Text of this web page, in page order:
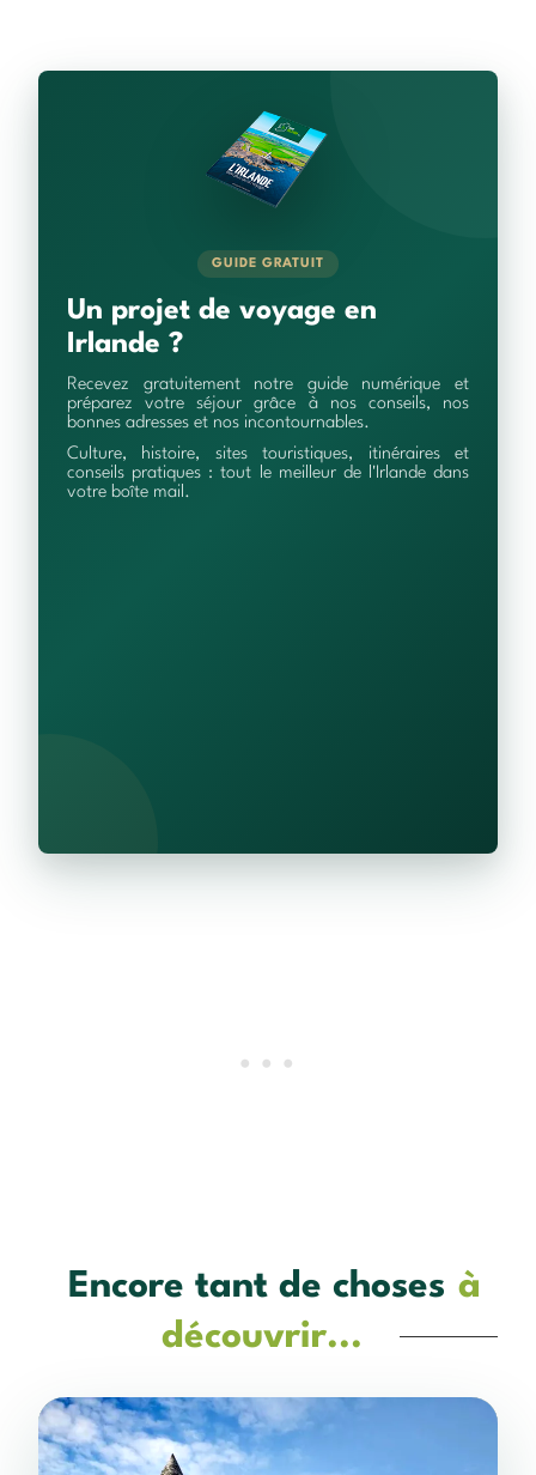
GUIDE GRATUIT
Un projet de voyage en
Irlande ?
Recevez gratuitement notre guide numérique et
préparez votre séjour grâce à nos conseils, nos
bonnes adresses et nos incontournables.
Culture, histoire, sites touristiques, itinéraires et
conseils pratiques : tout le meilleur de l'Irlande dans
votre boîte mail.
Encore tant de choses à
découvrir...